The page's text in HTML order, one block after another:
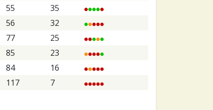
55
35
56
32
77
25
85
23
84
16
117 7